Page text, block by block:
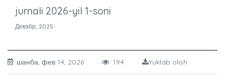
jurnali 2026-yil 1-soni
Декабр, 2025
шанба, фев 14, 2026 194 Yuklab olish